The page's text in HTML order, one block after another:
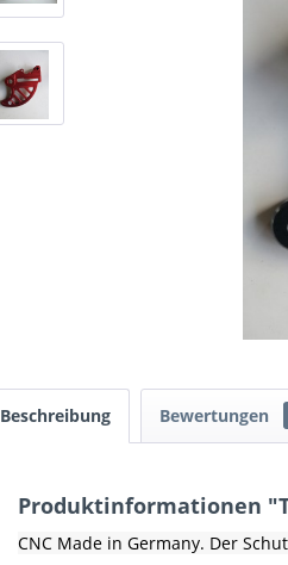
Beschreibung Bewertungen
Produktinformationen
CNC Made in Germany. Der